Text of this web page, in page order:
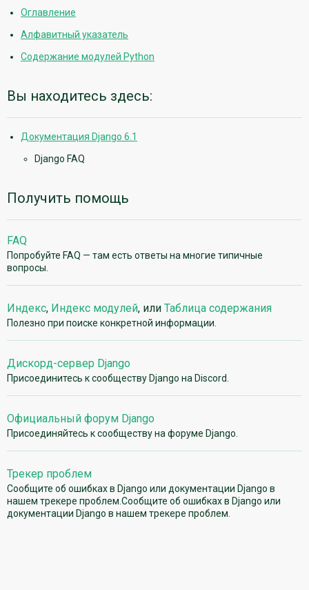
Оглавление
Алфавитный указатель
Содержание модулей Python
Вы находитесь здесь:
Документация Django 6.1
Django FAQ
Получить помощь
FAQ
Попробуйте FAQ — там есть ответы на многие типичные
вопросы.
Индекс, Индекс модулей, или Таблица содержания
Полезно при поиске конкретной информации.
Дискорд-сервер Django
Присоединитесь к сообществу Django на Discord.
Официальный форум Django
Присоединяйтесь к сообществу на форуме Django.
Трекер проблем
Сообщите об ошибках в Django или документации Django в
нашем трекере проблем.Сообщите об ошибках в Django или
документации Django в нашем трекере проблем.